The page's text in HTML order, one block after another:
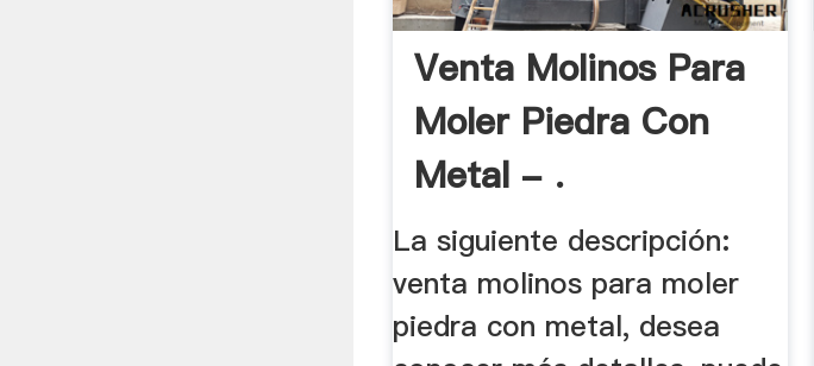
Venta Molinos Para
Moler Piedra Con
Metal - .
La siguiente descripción:
venta molinos para moler
piedra con metal, desea